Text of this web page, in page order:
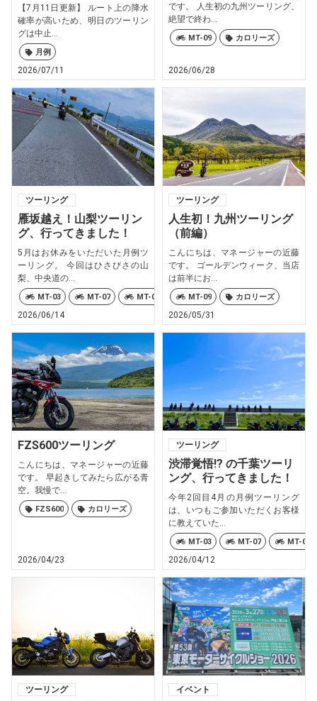
【7月11日更新】 ルート上の降水
確率が高いため、明日のツーリン
グは中止...
月例
2026/07/11
です。 人生初の九州ツーリング、
絶望で終わ...
MT-09 カロリーズ
2026/06/28
ツーリング
雁坂越え！山梨ツーリン
グ、行ってきました！
5月はお休みをいただいた月例ツ
ーリング。 今回はひさびさの山
梨、中央道の...
MT-03 MT-07 MT-09 MT-10 MT-25
2026/06/14
ツーリング
人生初！九州ツーリング
（前編）
こんにちは、マネージャーの近藤
です。 ゴールデンウィーク、当店
は前半にお...
MT-09 カロリーズ
2026/05/31
FZS600ツーリング
こんにちは、マネージャーの近藤
です。 早起きしてみたら広がる青
空。我慢で...
FZS600 カロリーズ
2026/04/23
ツーリング
渋滞覚悟!? の千葉ツーリ
ング、行ってきました！
今年2回目4月の月例ツーリング
は、いつもご参加いただくお客様
に教えていた...
MT-03 MT-07 MT-09
2026/04/12
ツーリング イベント